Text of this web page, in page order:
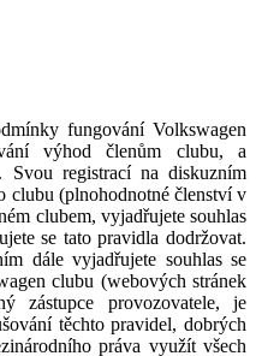
fungování Volkswagen
výhod členům clubu, a
Svou registrací na diskuzním
clubu (plnohodnotné členství v
clubem, vyjadřujete souhlas
se tato pravidla dodržovat.
dále vyjadřujete souhlas se
clubu (webových stránek
zástupce provozovatele, je
těchto pravidel, dobrých
práva využít všech